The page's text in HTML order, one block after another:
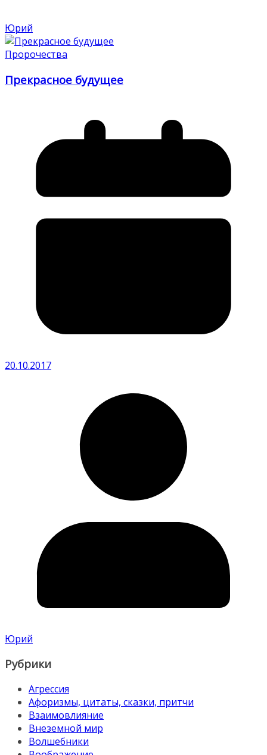
Юрий
Пророчества
Прекрасное будущее
20.10.2017
Юрий
Рубрики
Агрессия
Афоризмы, цитаты, сказки, притчи
Взаимовлияние
Внеземной мир
Волшебники